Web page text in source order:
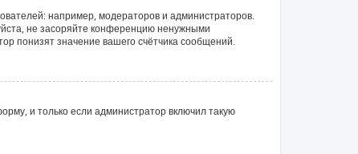
например, модераторов и администраторов.
не засоряйте конференцию ненужными
понизят значение вашего счётчика сообщений.
и только если администратор включил такую